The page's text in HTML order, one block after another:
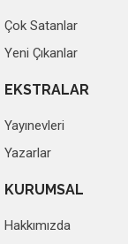
Çok Satanlar
Yeni Çıkanlar
EKSTRALAR
Yayınevleri
Yazarlar
KURUMSAL
Hakkımızda